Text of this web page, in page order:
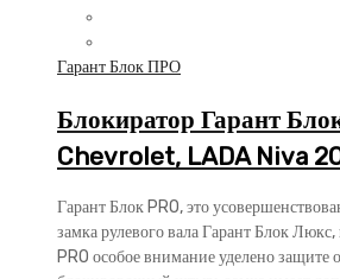
Гарант Блок ПРО
Блокиратор Гарант
Chevrolet, LADA Niva
Гарант Блок PRO, это
замка рулевого вала Гарант Блок
PRO особое внимание уделено защите